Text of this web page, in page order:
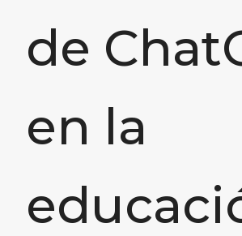
de
en la